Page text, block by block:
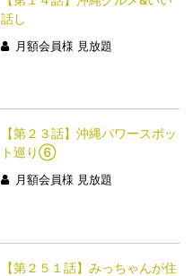
話し
月額会員様 見放題
【第２３話】沖縄パワースポッ
ト巡り⑥
月額会員様 見放題
【第２５１話】みっちゃんが住